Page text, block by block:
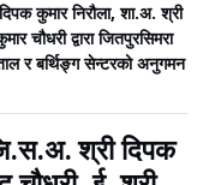
कुमार निरौला, शा.अ. श्री
चौधरी द्वारा जितपुरसिमरा
र बर्थिङ्ग सेन्टरको अनुगमन
श्री दिपक